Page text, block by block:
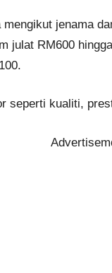
jenama
julat RM600
seperti kualiti,